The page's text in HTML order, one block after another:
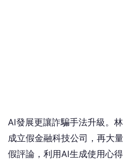
AI發展更讓詐騙手法升級。
成立假金融科技公司，再大
假評論，利用AI生成使用心